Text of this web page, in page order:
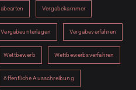
Vergabekammer
Vergabeunterlagen Vergabeverfahren
Wettbewerb Wettbewerbsverfahren
öffentliche Ausschreibung